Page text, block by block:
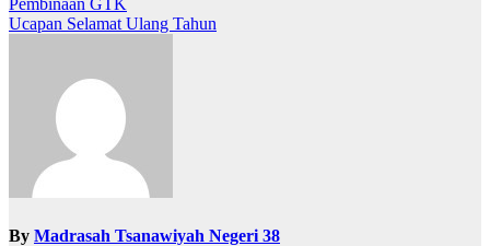
Post
navigation
Pembinaan GTK
Ucapan Selamat Ulang Tahun
By Madrasah Tsanawiyah Negeri 38